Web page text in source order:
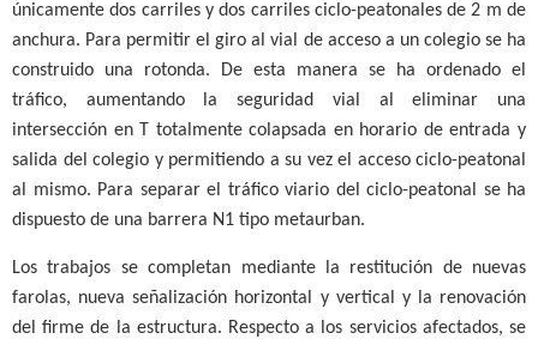
únicamente dos carriles y dos carriles ciclo-peatonales de 2 m de
anchura. Para permitir el giro al vial de acceso a un colegio se ha
construido una rotonda. De esta manera se ha ordenado el
tráfico, aumentando la seguridad vial al eliminar una
intersección en T totalmente colapsada en horario de entrada y
salida del colegio y permitiendo a su vez el acceso ciclo-peatonal
al mismo. Para separar el tráfico viario del ciclo-peatonal se ha
dispuesto de una barrera N1 tipo metaurban.
Los trabajos se completan mediante la restitución de nuevas
farolas, nueva señalización horizontal y vertical y la renovación
del firme de la estructura. Respecto a los servicios afectados, se